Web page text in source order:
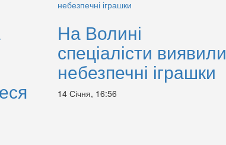
На Волині
спеціалісти виявили
небезпечні іграшки
14 Січня, 16:56